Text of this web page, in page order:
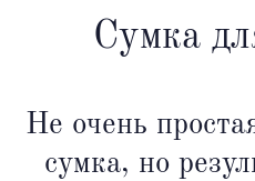
Сумка
Не очень
сумка, но